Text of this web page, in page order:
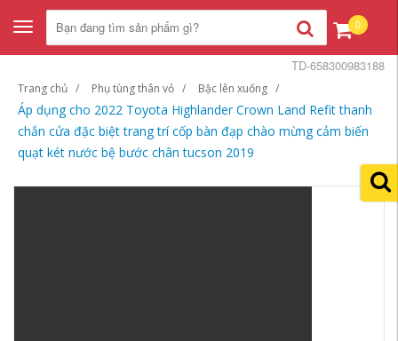
Toggle
navigation
0
Trang chủ Phụ tùng thân vỏ Bậc lên xuống
Áp dụng cho 2022 Toyota Highlander Crown Land Refit thanh
chắn cửa đặc biệt trang trí cốp bàn đạp chào mừng cảm biến
quạt két nước bệ bước chân tucson 2019
TD-658300983188